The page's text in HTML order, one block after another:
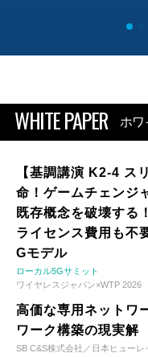
WHITE PAPER ホワ
【基調講演 K2-4 ス
命！ゲームチェンジ
既存概念を破壊する
ライセンス費用も不
Gモデル
ローカル5Gサミット
ワイヤレスジャパン×WTP 2026
高価な専用ネットワ
ワーク構築の現実解
SB C&S株式会社／日本ヒュー